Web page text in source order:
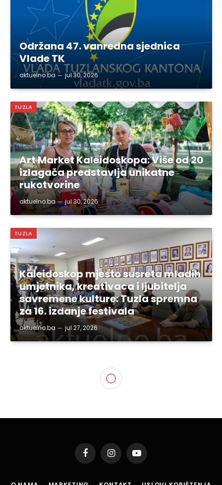
Održana 47. vanredna sjednica
Vlade TK
aktuelno.ba jul 30, 2026
TUZLA
Art Market Kaleidoskopa: Više od 20
izlagača predstavlja unikatne
rukotvorine
aktuelno.ba jul 30, 2026
TUZLA
Kaleidoskop mjesto susreta mladih
umjetnika, kreativaca i ljubitelja
savremene kulture: Tuzla spremna
za 16. izdanje festivala
aktuelno.ba jul 27, 2026
Dodik, Komšić i Džaferović
prisustvovali sastanku
lidera Brdo – Brioni